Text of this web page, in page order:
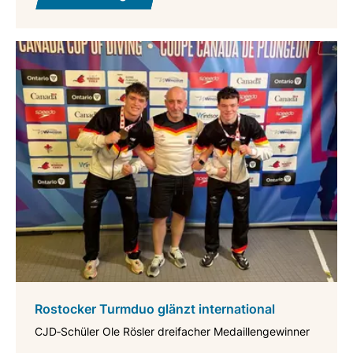
Rostocker Turmduo glänzt international
CJD‑Schüler Ole Rösler dreifacher Medaillengewinner